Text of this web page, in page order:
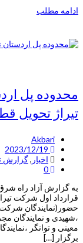
ادامه مطلب
محدوده پل
تیراژ تحویل
Akbari
اخبار ,گزارش
به گزارش آزاد راه
قرارداد اول شرکت
حضور(نمایندگان شرکت
،شهیدی و نمایندگان
معینی و توانگر
برگزار […]